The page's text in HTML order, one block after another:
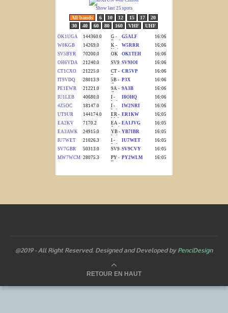
@2019 - All Right Reserved. Designed and Developed by PenciDesign
RETOUR EN HAUT